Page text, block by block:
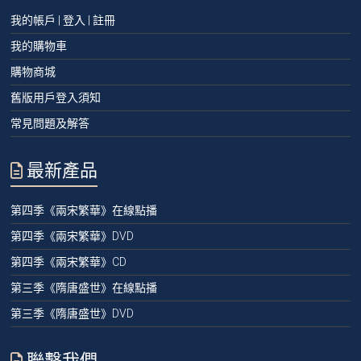
我的帳戶 | 登入 | 註冊
我的購物車
購物商城
舊版用戶登入須知
常見問題及解答
最新產品
第四季《兩宋繁華》在線點播
第四季《兩宋繁華》DVD
第四季《兩宋繁華》CD
第三季《隋唐盛世》在線點播
第三季《隋唐盛世》DVD